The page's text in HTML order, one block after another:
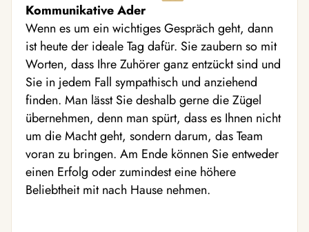
Kommunikative Ader
Wenn es um ein wichtiges Gespräch geht, dann
ist heute der ideale Tag dafür. Sie zaubern so mit
Worten, dass Ihre Zuhörer ganz entzückt sind und
Sie in jedem Fall sympathisch und anziehend
finden. Man lässt Sie deshalb gerne die Zügel
übernehmen, denn man spürt, dass es Ihnen nicht
um die Macht geht, sondern darum, das Team
voran zu bringen. Am Ende können Sie entweder
einen Erfolg oder zumindest eine höhere
Beliebtheit mit nach Hause nehmen.